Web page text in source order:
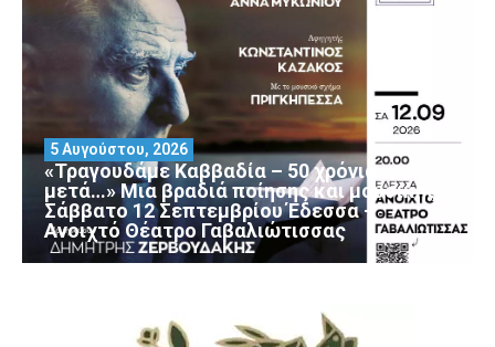
«Τραγουδάμε Καββαδία – 50 χρόνια
μετά…» Μια βραδιά ποίησης και μουσικής
Σάββατο 12 Σεπτεμβρίου Έδεσσα –
Ανοιχτό Θέατρο Γαβαλιώτισσας
5 Αυγούστου, 2026